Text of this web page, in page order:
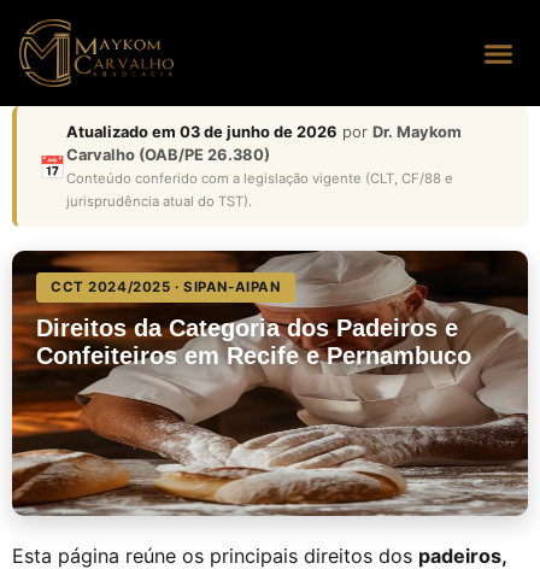
📅
Atualizado em 03 de junho de 2026 por Dr. Maykom
Carvalho (OAB/PE 26.380)
Conteúdo conferido com a legislação vigente (CLT, CF/88 e
jurisprudência atual do TST).
CCT 2024/2025 · SIPAN-AIPAN
Direitos da Categoria dos Padeiros e
Confeiteiros em Recife e Pernambuco
Esta página reúne os principais direitos dos padeiros,